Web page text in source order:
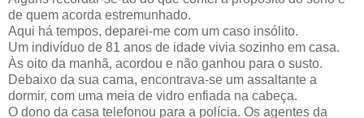
de quem acorda estremunhado.
Aqui há tempos, deparei-me com um caso insólito.
Um indivíduo de 81 anos de idade vivia sozinho em casa.
Às oito da manhã, acordou e não ganhou para o susto.
Debaixo da sua cama, encontrava-se um assaltante a
dormir, com uma meia de vidro enfiada na cabeça.
O dono da casa telefonou para a polícia. Os agentes da